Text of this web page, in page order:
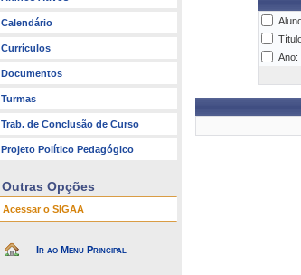
Calendário
Currículos
Documentos
Turmas
Trab. de Conclusão de Curso
Projeto Político Pedagógico
Outras Opções
Acessar o SIGAA
Ir ao Menu Principal
Ano: